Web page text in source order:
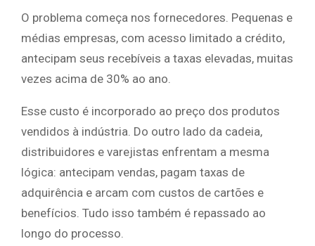
O problema começa nos fornecedores. Pequenas e
médias empresas, com acesso limitado a crédito,
antecipam seus recebíveis a taxas elevadas, muitas
vezes acima de 30% ao ano.
Esse custo é incorporado ao preço dos produtos
vendidos à indústria. Do outro lado da cadeia,
distribuidores e varejistas enfrentam a mesma
lógica: antecipam vendas, pagam taxas de
adquirência e arcam com custos de cartões e
benefícios. Tudo isso também é repassado ao
longo do processo.